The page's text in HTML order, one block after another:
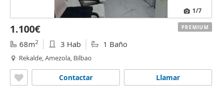
1/7
1.100€
68m2 3 Hab 1 Baño
Rekalde, Amezola, Bilbao
Llamar
Contactar
PREMIUM